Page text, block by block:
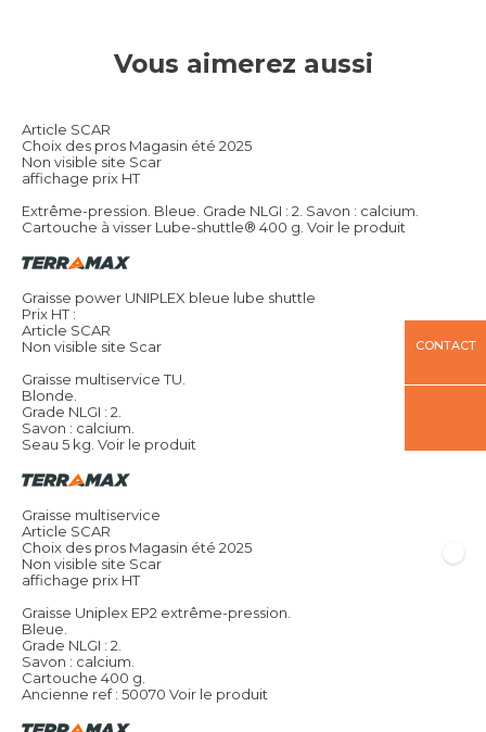
Vous aimerez aussi
Article SCAR
Choix des pros Magasin été 2025
Non visible site Scar
affichage prix HT
Extrême-pression. Bleue. Grade NLGI : 2. Savon : calcium.
Cartouche à visser Lube-shuttle® 400 g. Voir le produit
Graisse power UNIPLEX bleue lube shuttle
Prix HT :
Article SCAR
Non visible site Scar
Graisse multiservice TU.
Blonde.
Grade NLGI : 2.
Savon : calcium.
Seau 5 kg. Voir le produit
Graisse multiservice
Article SCAR
Choix des pros Magasin été 2025
Non visible site Scar
affichage prix HT
Graisse Uniplex EP2 extrême-pression.
Bleue.
Grade NLGI : 2.
Savon : calcium.
Cartouche 400 g.
Ancienne ref : 50070 Voir le produit
CONTACT